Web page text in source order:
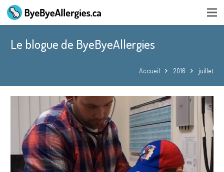
Le blogue de ByeByeAllergies
Accueil 2016 juillet